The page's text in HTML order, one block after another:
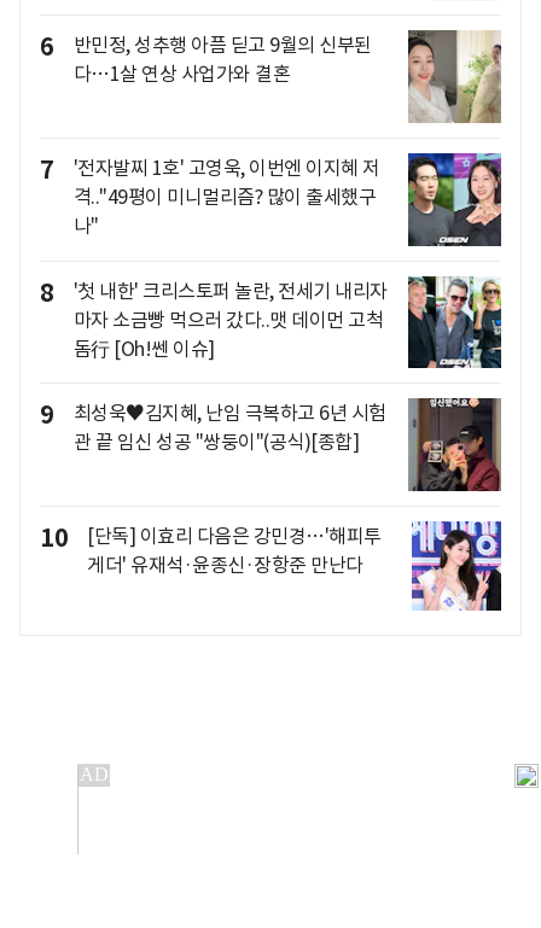
6
반민정, 성추행 아픔 딛고 9월의 신부된
다…1살 연상 사업가와 결혼
7
'전자발찌 1호' 고영욱, 이번엔 이지혜 저
격.."49평이 미니멀리즘? 많이 출세했구
나"
8
'첫 내한' 크리스토퍼 놀란, 전세기 내리자
마자 소금빵 먹으러 갔다..맷 데이먼 고척
돔行 [Oh!쎈 이슈]
9
최성욱♥김지혜, 난임 극복하고 6년 시험
관 끝 임신 성공 "쌍둥이"(공식)[종합]
10
[단독] 이효리 다음은 강민경…'해피투
게더' 유재석·윤종신·장항준 만난다